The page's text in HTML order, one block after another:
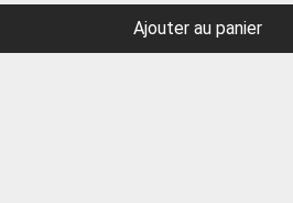
Ajouter au panier